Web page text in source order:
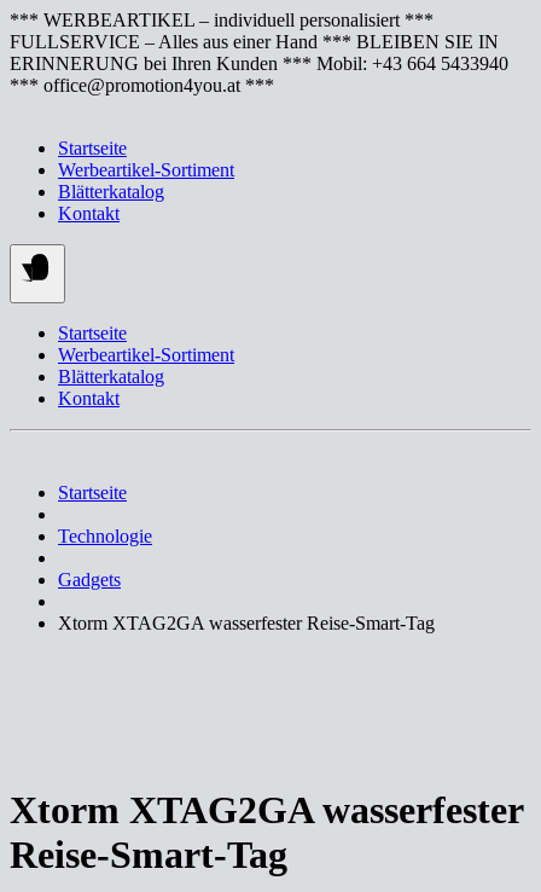
Springe
zum
Inhalt
*** WERBEARTIKEL – individuell personalisiert ***
FULLSERVICE – Alles aus einer Hand *** BLEIBEN SIE IN
ERINNERUNG bei Ihren Kunden *** Mobil: +43 664 5433940
*** office@promotion4you.at ***
Startseite
Werbeartikel-Sortiment
Blätterkatalog
Kontakt
Startseite
Werbeartikel-Sortiment
Blätterkatalog
Kontakt
Startseite
Technologie
Gadgets
Xtorm XTAG2GA wasserfester Reise-Smart-Tag
Xtorm XTAG2GA wasserfester
Reise-Smart-Tag